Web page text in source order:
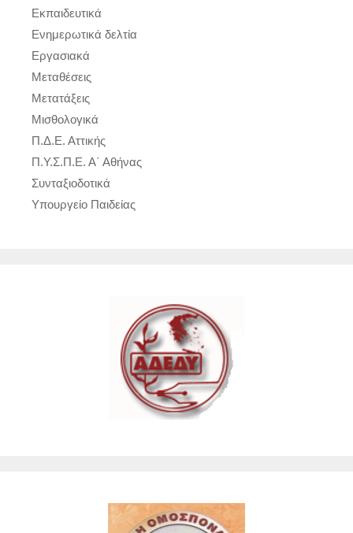
Εκπαιδευτικά
Ενημερωτικά δελτία
Εργασιακά
Μεταθέσεις
Μετατάξεις
Μισθολογικά
Π.Δ.Ε. Αττικής
Π.Υ.Σ.Π.Ε. Α΄ Αθήνας
Συνταξιοδοτικά
Υπουργείο Παιδείας